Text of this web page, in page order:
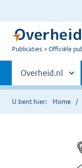
U
Publicaties Officiële
Primaire
navigatie
Andere
sites
binnen
Overheid.nl
U bent hier: Home